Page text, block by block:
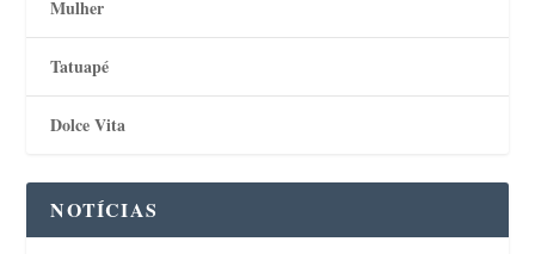
Mulher
Tatuapé
Dolce Vita
NOTÍCIAS